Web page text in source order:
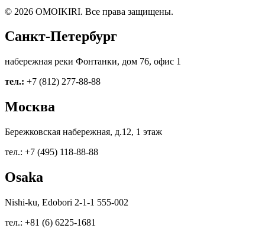
© 2026 OMOIKIRI. Все права защищены.
Санкт-Петербург
набережная реки Фонтанки, дом 76, офис 1
тел.: +7 (812) 277-88-88
Москва
Бережковская набережная, д.12, 1 этаж
тел.: +7 (495) 118-88-88
Osaka
Nishi-ku, Edobori 2-1-1 555-002
тел.: +81 (6) 6225-1681